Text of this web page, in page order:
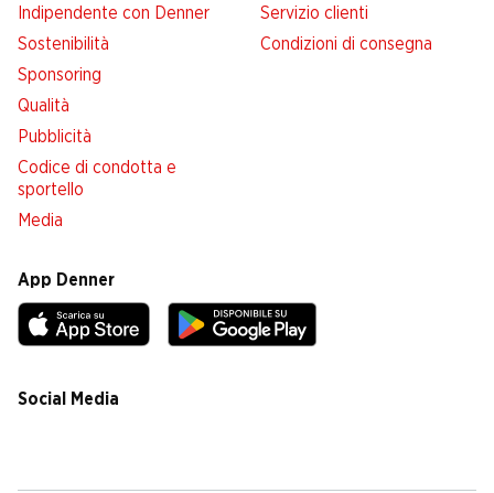
Indipendente con Denner
Sostenibilità
Sponsoring
Qualità
Pubblicità
Codice di condotta e
sportello
Media
Servizio clienti
Condizioni di consegna
App Denner
Social Media